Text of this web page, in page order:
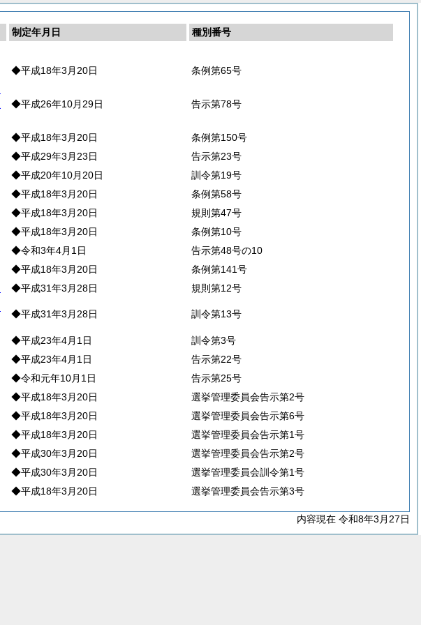
制定年月日
種別番号
◆平成18年3月20日
条例第65号
◆平成26年10月29日 告示第78号
◆平成18年3月20日
条例第150号
◆平成29年3月23日
告示第23号
◆平成20年10月20日
訓令第19号
◆平成18年3月20日
条例第58号
◆平成18年3月20日
規則第47号
◆平成18年3月20日
条例第10号
◆令和3年4月1日
告示第48号の10
◆平成18年3月20日
条例第141号
◆平成31年3月28日
規則第12号
◆平成31年3月28日 訓令第13号
◆平成23年4月1日
訓令第3号
◆平成23年4月1日
告示第22号
◆令和元年10月1日
告示第25号
◆平成18年3月20日
選挙管理委員会告示第2号
◆平成18年3月20日
選挙管理委員会告示第6号
◆平成18年3月20日
選挙管理委員会告示第1号
◆平成30年3月20日
選挙管理委員会告示第2号
◆平成30年3月20日
選挙管理委員会訓令第1号
◆平成18年3月20日 選挙管理委員会告示第3号
内容現在 令和8年3月27日